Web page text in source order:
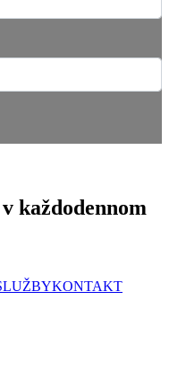
každodennom
KONTAKT